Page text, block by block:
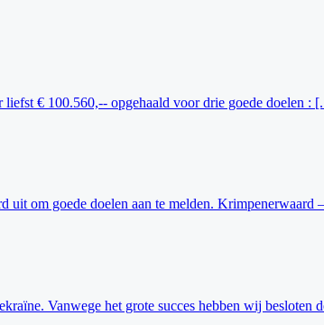
€ 100.560,-- opgehaald voor drie goede doelen :
om goede doelen aan te melden.
Vanwege het grote succes hebben wij besloten